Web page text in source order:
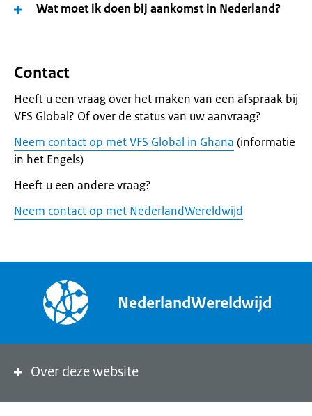
Wat moet ik doen bij aankomst in Nederland?
Contact
Heeft u een vraag over het maken van een afspraak bij
VFS Global? Of over de status van uw aanvraag?
Neem contact op met VFS Global in Ghana (informatie
in het Engels)
Heeft u een andere vraag?
Neem contact op met NederlandWereldwijd
NederlandWereldwijd
Over deze website